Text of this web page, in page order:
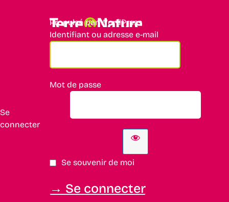
Se
connecter
Propulsé par WordPress
Identifiant ou adresse e-mail
Mot de passe
Se souvenir de moi